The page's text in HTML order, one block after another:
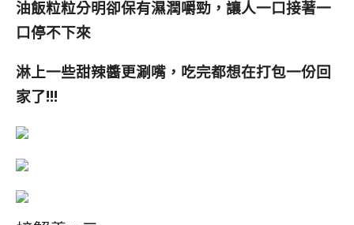
油飯粒粒分明卻保有濕潤嚼勁，讓人一口接著一
口停不下來
淋上一些甜辣醬更涮嘴，吃完都想在打包一份回
家了!!!